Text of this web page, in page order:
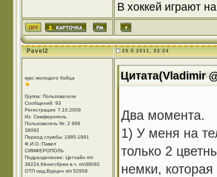
В хоккей играют
Pavel2 25.5.2011, 22:24
курс молодого бойца
Группа: Пользователи
Сообщений: 93
Регистрация: 7.10.2009
Из: Симферополь
Пользователь №: 2 666
38092
Период службы: 1985-1991
Ф.И.О.:Павел
СИМФЕРОПОЛЬ
Подразделение: Цетхайн п/п
38224,Кёнигсбрюк в.ч. п/п38092
ОТП орд,Вурцен п/п 52959
Цитата(Vladimir
Два момента.
1) У меня на
только 2
немки,